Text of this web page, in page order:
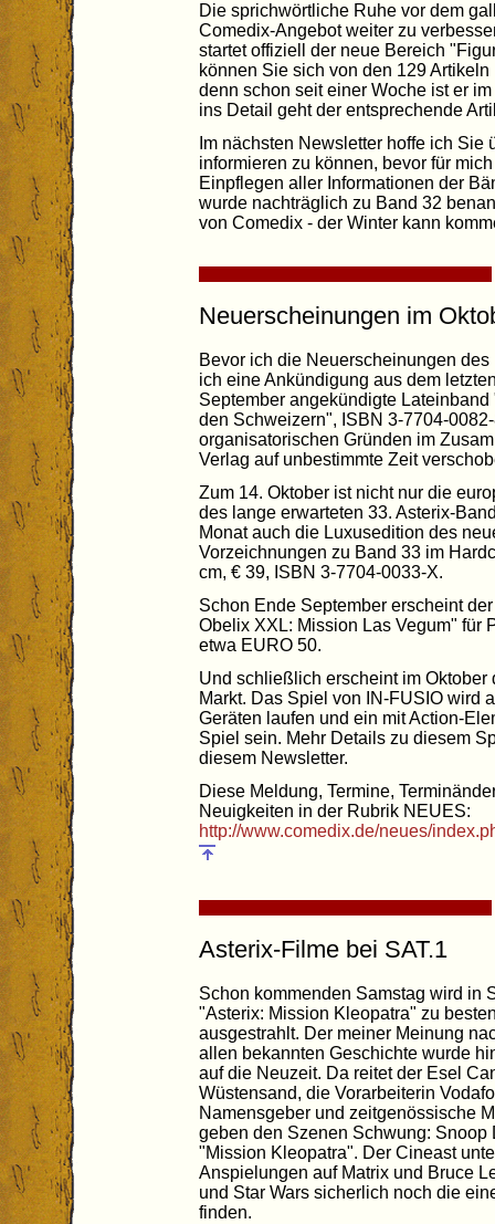
Die sprichwörtliche Ruhe vor dem
Comedix-Angebot weiter zu
startet offiziell der neue Bereich
können Sie sich von den 129
denn schon seit einer Woche ist er
ins Detail geht der entsprechende
Im nächsten Newsletter hoffe ich Sie
informieren zu können, bevor für
Einpflegen aller Informationen der
wurde nachträglich zu Band 32
von Comedix - der Winter kann
Neuerscheinungen im
Bevor ich die Neuerscheinungen
ich eine Ankündigung aus dem
September angekündigte
den Schweizern", ISBN 3-7704-
organisatorischen Gründen im
Verlag auf unbestimmte Zeit
Zum 14. Oktober ist nicht nur die
des lange erwarteten 33. Asterix-
Monat auch die Luxusedition des
Vorzeichnungen zu Band 33 im
cm, € 39, ISBN 3-7704-0033-X.
Schon Ende September erscheint
Obelix XXL: Mission Las Vegum" für
etwa EURO 50.
Und schließlich erscheint im
Markt. Das Spiel von IN-FUSIO wird
Geräten laufen und ein mit Action-
Spiel sein. Mehr Details zu diesem
diesem Newsletter.
Diese Meldung, Termine,
Neuigkeiten in der Rubrik NEUES:
http://www.comedix.de/neues/
Asterix-Filme bei SAT.1
Schon kommenden Samstag wird in
"Asterix: Mission Kleopatra" zu
ausgestrahlt. Der meiner Meinung
allen bekannten Geschichte wurde
auf die Neuzeit. Da reitet der Esel
Wüstensand, die Vorarbeiterin
Namensgeber und zeitgenössische
geben den Szenen Schwung: Snoop
"Mission Kleopatra". Der Cineast
Anspielungen auf Matrix und Bruce
und Star Wars sicherlich noch die
finden.